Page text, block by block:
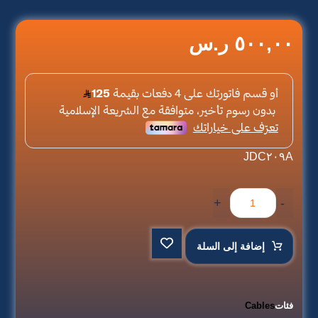
٥٠٠,٠٠ ر.س
JDC٢٠٩A
-
+
إضافة إلى السلة
فئاتCables